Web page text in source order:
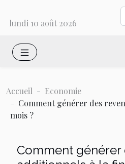
lundi 10 août 2026
Accueil
Economie
Comment générer des
mois ?
Comment générer